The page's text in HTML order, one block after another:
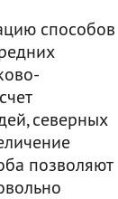
способов
северных
позволяют